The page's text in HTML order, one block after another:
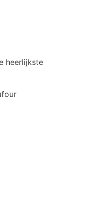
heerlijkste